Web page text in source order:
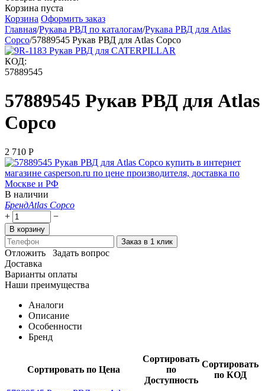
Корзина пуста
Корзина Оформить заказ
Главная/Рукава РВД по каталогам/Рукава РВД для Atlas
Copco/57889545 Рукав РВД для Atlas Copco
КОД:
57889545
57889545 Рукав РВД для Atlas
Copco
2 710 Р
В наличии
БрендAtlas Copco
+
−
В корзину
Заказ в 1 клик
Отложить
Задать вопрос
Доставка
Варианты оплаты
Наши преимущества
Аналоги
Описание
Особенности
Бренд
Сортировать по Цена
Сортировать
по
Доступность
Сортировать
по КОД